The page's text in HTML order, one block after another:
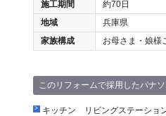
施工期間
約70日
地域
兵庫県
家族構成
お母さま・娘様
このリフォームで採用したパナ
キッチン リビングステーショ